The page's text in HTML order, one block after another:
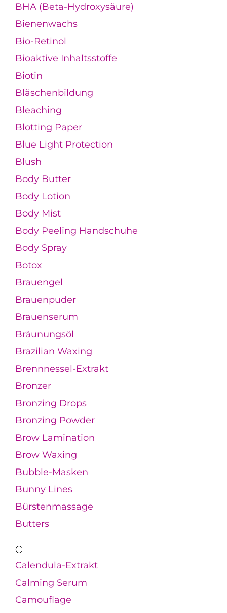
BHA (Beta-Hydroxysäure)
Bienenwachs
Bio-Retinol
Bioaktive Inhaltsstoffe
Biotin
Bläschenbildung
Bleaching
Blotting Paper
Blue Light Protection
Blush
Body Butter
Body Lotion
Body Mist
Body Peeling Handschuhe
Body Spray
Botox
Brauengel
Brauenpuder
Brauenserum
Bräunungsöl
Brazilian Waxing
Brennnessel-Extrakt
Bronzer
Bronzing Drops
Bronzing Powder
Brow Lamination
Brow Waxing
Bubble-Masken
Bunny Lines
Bürstenmassage
Butters
C
Calendula-Extrakt
Calming Serum
Camouflage